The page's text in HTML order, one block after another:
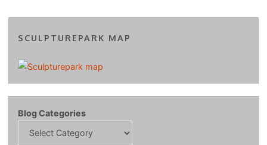
SCULPTUREPARK MAP
Blog Categories